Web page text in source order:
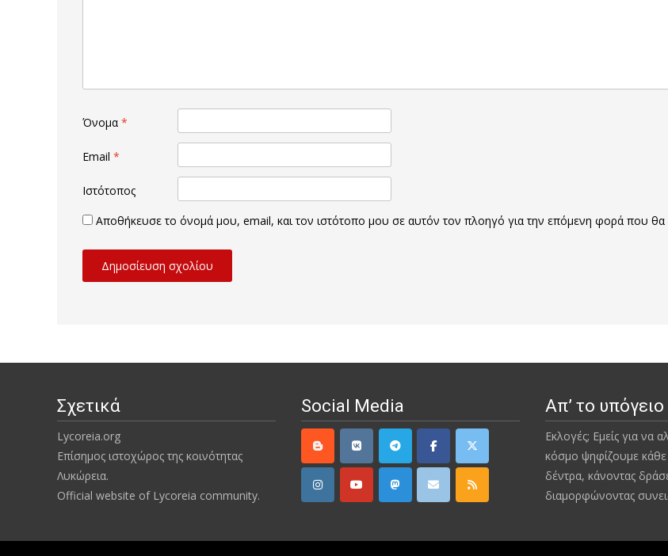
Όνομα *
Email *
Ιστότοπος
Αποθήκευσε το όνομά μου, email, και τον ιστότοπο μου σε αυτόν τον πλοηγό για την επόμενη φορά που
Σχετικά
Lycoreia.org
Επίσημος ιστοχώρος της κοινότητας
Λυκώρεια.
Official website of Lycoreia community.
Social Media Απ’ το
Εκλογές; Εμείς για να
κόσμο ψηφίζουμε
δέντρα, κάνοντας
διαμορφώνοντας